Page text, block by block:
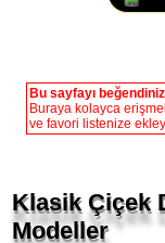
Buraya kolayca
ve favori listenize
Modeller